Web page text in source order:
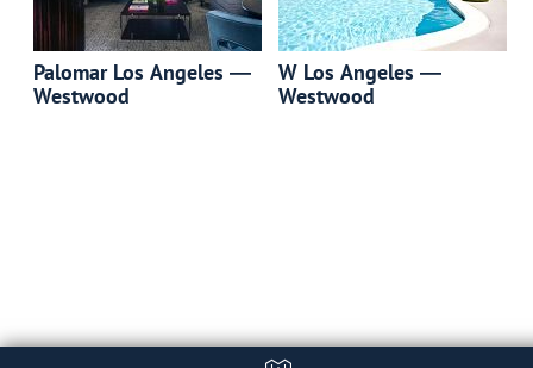
Palomar Los Angeles —
Westwood
W Los Angeles —
Westwood